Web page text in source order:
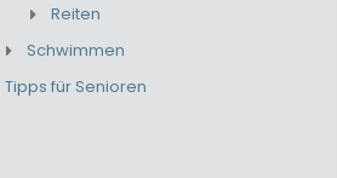
Reiten
Schwimmen
Tipps für Senioren